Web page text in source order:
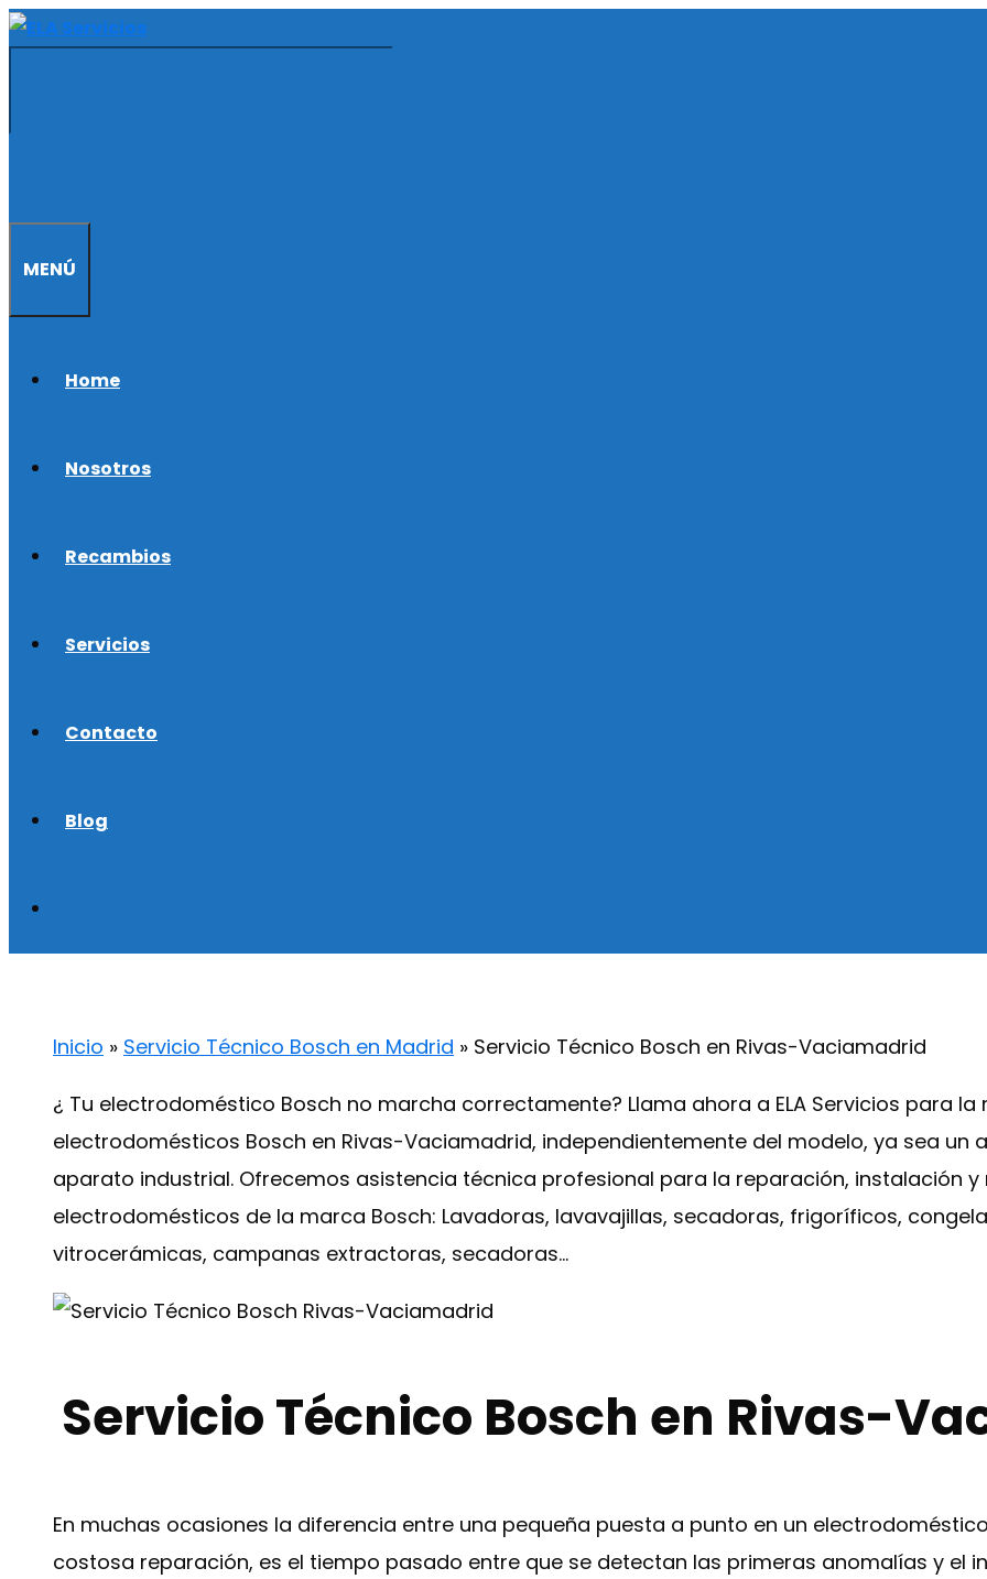
Saltar
MENÚ
Home
Nosotros
Recambios
Servicios
Contacto
Blog
Inicio » Servicio Técnico Bosch en Madrid » Servicio Técnico Bosch en Rivas-Vaciamadrid
¿ Tu electrodoméstico Bosch no marcha correctamente? Llama ahora a ELA Servicios para
electrodomésticos Bosch en Rivas-Vaciamadrid, independientemente del modelo, ya sea un
aparato industrial. Ofrecemos asistencia técnica profesional para la reparación, instalación
electrodomésticos de la marca Bosch: Lavadoras, lavavajillas, secadoras, frigoríficos,
vitrocerámicas, campanas extractoras, secadoras…
Servicio Técnico Bosch en Rivas-
En muchas ocasiones la diferencia entre una pequeña puesta a punto en un
costosa reparación, es el tiempo pasado entre que se detectan las primeras anomalías y el